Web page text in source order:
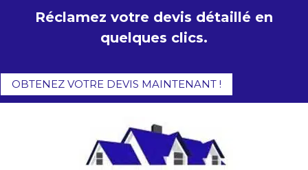
Réclamez votre devis détaillé en
quelques clics.
OBTENEZ VOTRE DEVIS MAINTENANT !